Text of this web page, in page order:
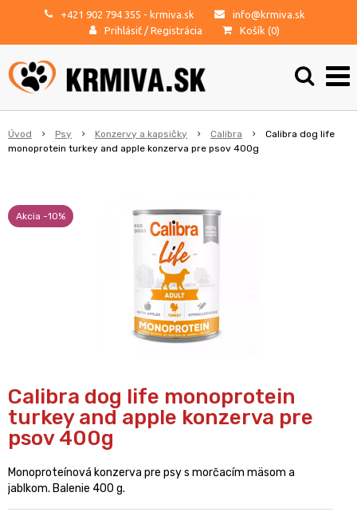
+421 902 794 355 - krmiva.sk
info@krmiva.sk
Prihlásiť / Registrácia Košík (0)
Úvod Psy Konzervy a kapsičky Calibra
Calibra dog life
monoprotein turkey and apple konzerva pre psov 400g
Akcia -10%
Calibra dog life monoprotein
turkey and apple konzerva pre
psov 400g
Monoproteínová konzerva pre psy s morčacím mäsom a
jablkom. Balenie 400 g.